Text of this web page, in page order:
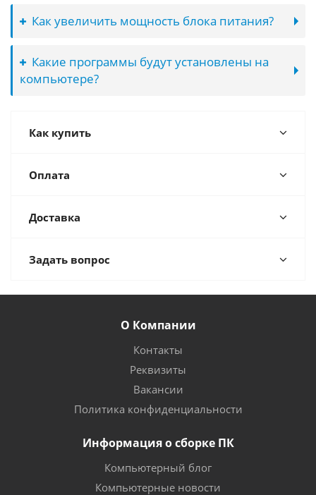
Как увеличить мощность блока питания?
Какие программы будут установлены на
компьютере?
Как купить
Оплата
Доставка
Задать вопрос
О Компании
Контакты
Реквизиты
Вакансии
Политика конфиденциальности
Информация о сборке ПК
Компьютерный блог
Компьютерные новости